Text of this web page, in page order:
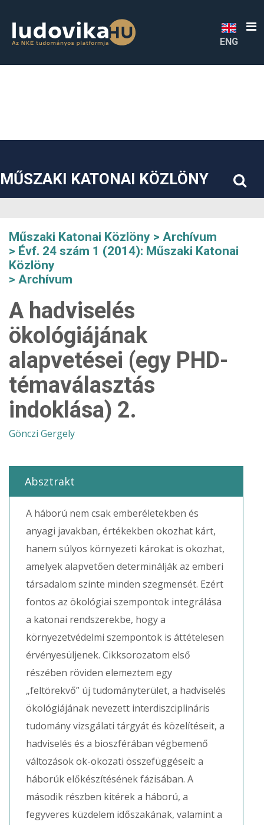
##plugins.themes.bootstrap3.accessible_menu.sidebar##
ENG
MŰSZAKI KATONAI KÖZLÖNY
Műszaki Katonai Közlöny
Archívum
Évf. 24 szám 1 (2014): Műszaki Katonai
Közlöny
Archívum
A hadviselés
ökológiájának
alapvetései (egy PHD-
témaválasztás
indoklása) 2.
Gönczi Gergely
Absztrakt
A háború nem csak emberéletekben és
anyagi javakban, értékekben okozhat kárt,
hanem súlyos környezeti károkat is okozhat,
amelyek alapvetően determinálják az emberi
társadalom szinte minden szegmensét. Ezért
fontos az ökológiai szempontok integrálása
a katonai rendszerekbe, hogy a
környezetvédelmi szempontok is áttételesen
érvényesüljenek. Cikksorozatom első
részében röviden elemeztem egy
„feltörekvő” új tudományterület, a hadviselés
ökológiájának nevezett interdiszciplináris
tudomány vizsgálati tárgyát és közelítéseit, a
hadviselés és a bioszférában végbemenő
változások ok-okozati összefüggéseit: a
háborúk előkészítésének fázisában. A
második részben kitérek a háború, a
fegyveres küzdelem időszakának, valamint a